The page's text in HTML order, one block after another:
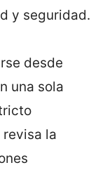
y seguridad.
desde
una sola
la